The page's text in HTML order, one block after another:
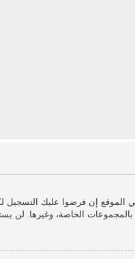
الموقع إن فرضوا عليك
بالمجموعات الخاصة، وغيرها.